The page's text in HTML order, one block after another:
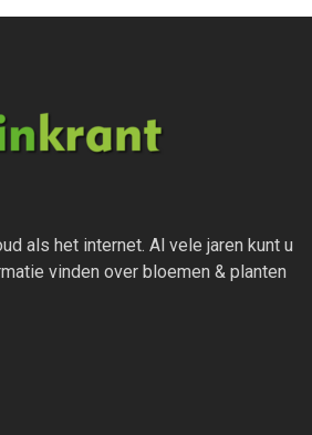
als het internet. Al vele jaren kunt u
vinden over bloemen & planten